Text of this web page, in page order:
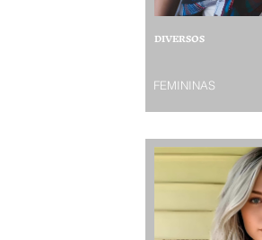
DIVERSOS
FEMININAS